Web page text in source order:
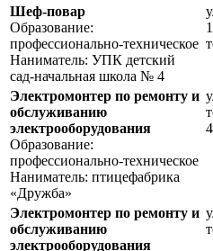
Шеф-повар
Образование:
профессионально-техническое
Наниматель: УПК детский
сад-начальная школа № 4
Электромонтер по ремонту и
обслуживанию
электрооборудования
Образование:
профессионально-техническое
Наниматель: птицефабрика
«Дружба»
Электромонтер по ремонту и
обслуживанию
электрооборудования